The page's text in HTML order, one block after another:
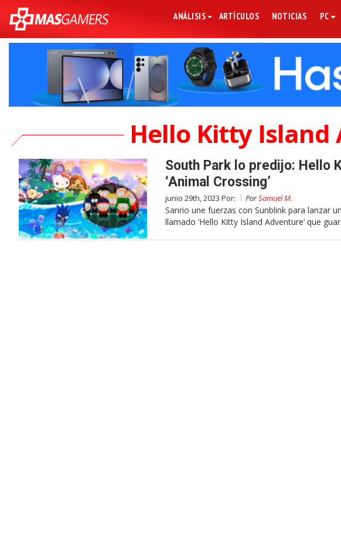
ANÁLISIS ARTÍCULOS NOTICIAS PC
Hello Kitty Island
South Park lo predijo: Hello
‘Animal Crossing’
junio 29th, 2023 Por: PorSamuel M.
Sanrio une fuerzas con Sunblink para lanzar
llamado ‘Hello Kitty Island Adventure‘ que